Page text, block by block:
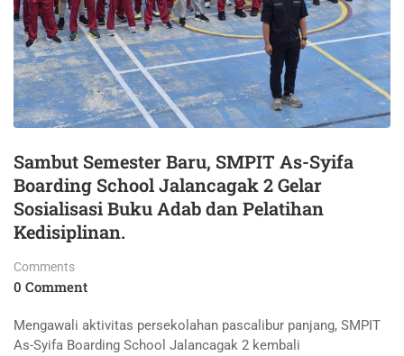
Sambut Semester Baru, SMPIT As-Syifa
Boarding School Jalancagak 2 Gelar
Sosialisasi Buku Adab dan Pelatihan
Kedisiplinan.
Comments
0 Comment
Mengawali aktivitas persekolahan pascalibur panjang, SMPIT
As-Syifa Boarding School Jalancagak 2 kembali